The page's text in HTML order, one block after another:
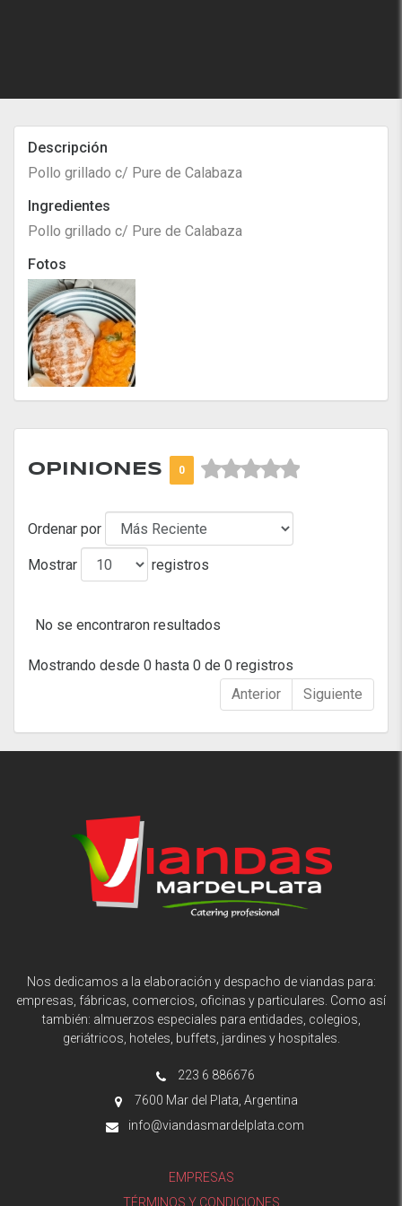
Descripción
Pollo grillado c/ Pure de Calabaza
Ingredientes
Pollo grillado c/ Pure de Calabaza
Fotos
OPINIONES 0 


Ordenar por
Mostrar registros
No se encontraron resultados
Mostrando desde 0 hasta 0 de 0 registros
Anterior
Siguiente
Nos dedicamos a la elaboración y despacho de viandas para:
empresas, fábricas, comercios, oficinas y particulares. Como así
también: almuerzos especiales para entidades, colegios,
geriátricos, hoteles, buffets, jardines y hospitales.
223 6 886676
7600 Mar del Plata, Argentina
info@viandasmardelplata.com
EMPRESAS
TÉRMINOS Y CONDICIONES